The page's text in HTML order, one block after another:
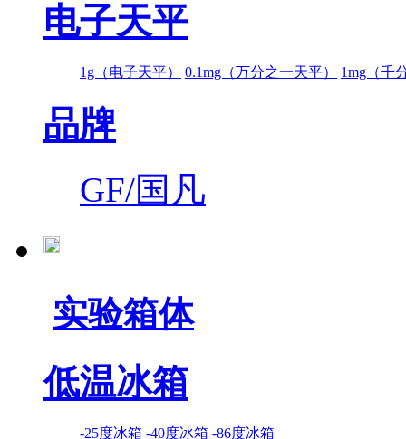
电子天平
1g（电子天平） 0.1mg（万分之一天平） 1mg（千
品牌
GF/国凡
实验箱体
低温冰箱
-25度冰箱 -40度冰箱 -86度冰箱